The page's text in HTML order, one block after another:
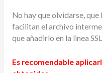
No hay que olvidarse,
facilitan el archivo
que añadirlo en la linea
Es recomendable